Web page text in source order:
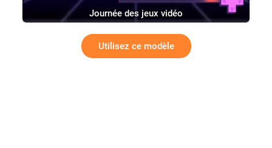
Journée des jeux vidéo
Utilisez ce modèle